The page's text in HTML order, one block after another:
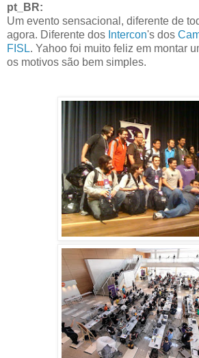
pt_BR:
Um evento sensacional, diferente de
agora. Diferente dos Intercon's dos
FISL. Yahoo foi muito feliz em montar
os motivos são bem simples.